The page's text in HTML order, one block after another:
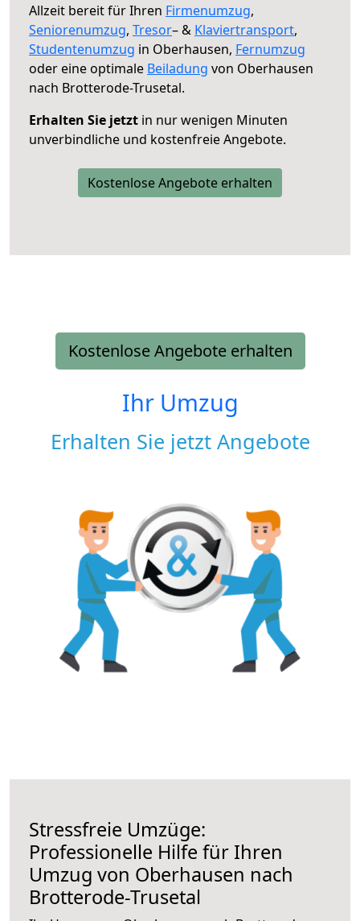
Allzeit bereit für Ihren Firmenumzug,
Seniorenumzug, Tresor– & Klaviertransport,
Studentenumzug in Oberhausen, Fernumzug
oder eine optimale Beiladung von Oberhausen
nach Brotterode-Trusetal.
Erhalten Sie jetzt in nur wenigen Minuten
unverbindliche und kostenfreie Angebote.
Kostenlose Angebote erhalten
Kostenlose Angebote erhalten
Ihr Umzug
Erhalten Sie jetzt Angebote
Stressfreie Umzüge:
Professionelle Hilfe für Ihren
Umzug von Oberhausen nach
Brotterode-Trusetal